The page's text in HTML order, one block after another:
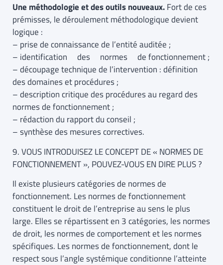
Une méthodologie et des outils nouveaux.Fort de ces
prémisses, le déroulement méthodologique devient
logique :
– prise de connaissance de l’entité auditée ;
– identification des normes de fonctionnement ;
– découpage technique de l’intervention : définition
des domaines et procédures ;
– description critique des procédures au regard des
normes de fonctionnement ;
– rédaction du rapport du conseil ;
– synthèse des mesures correctives.
9. VOUS INTRODUISEZ LE CONCEPT DE « NORMES DE
FONCTIONNEMENT », POUVEZ-VOUS EN DIRE PLUS ?
Il existe plusieurs catégories de normes de
fonctionnement. Les normes de fonctionnement
constituent le droit de l’entreprise au sens le plus
large. Elles se répartissent en 3 catégories, les normes
de droit, les normes de comportement et les normes
spécifiques. Les normes de fonctionnement, dont le
respect sous l’angle systémique conditionne l’atteinte